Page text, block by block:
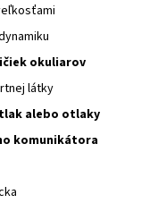
okuliarov
látky
alebo otlaky
komunikátora